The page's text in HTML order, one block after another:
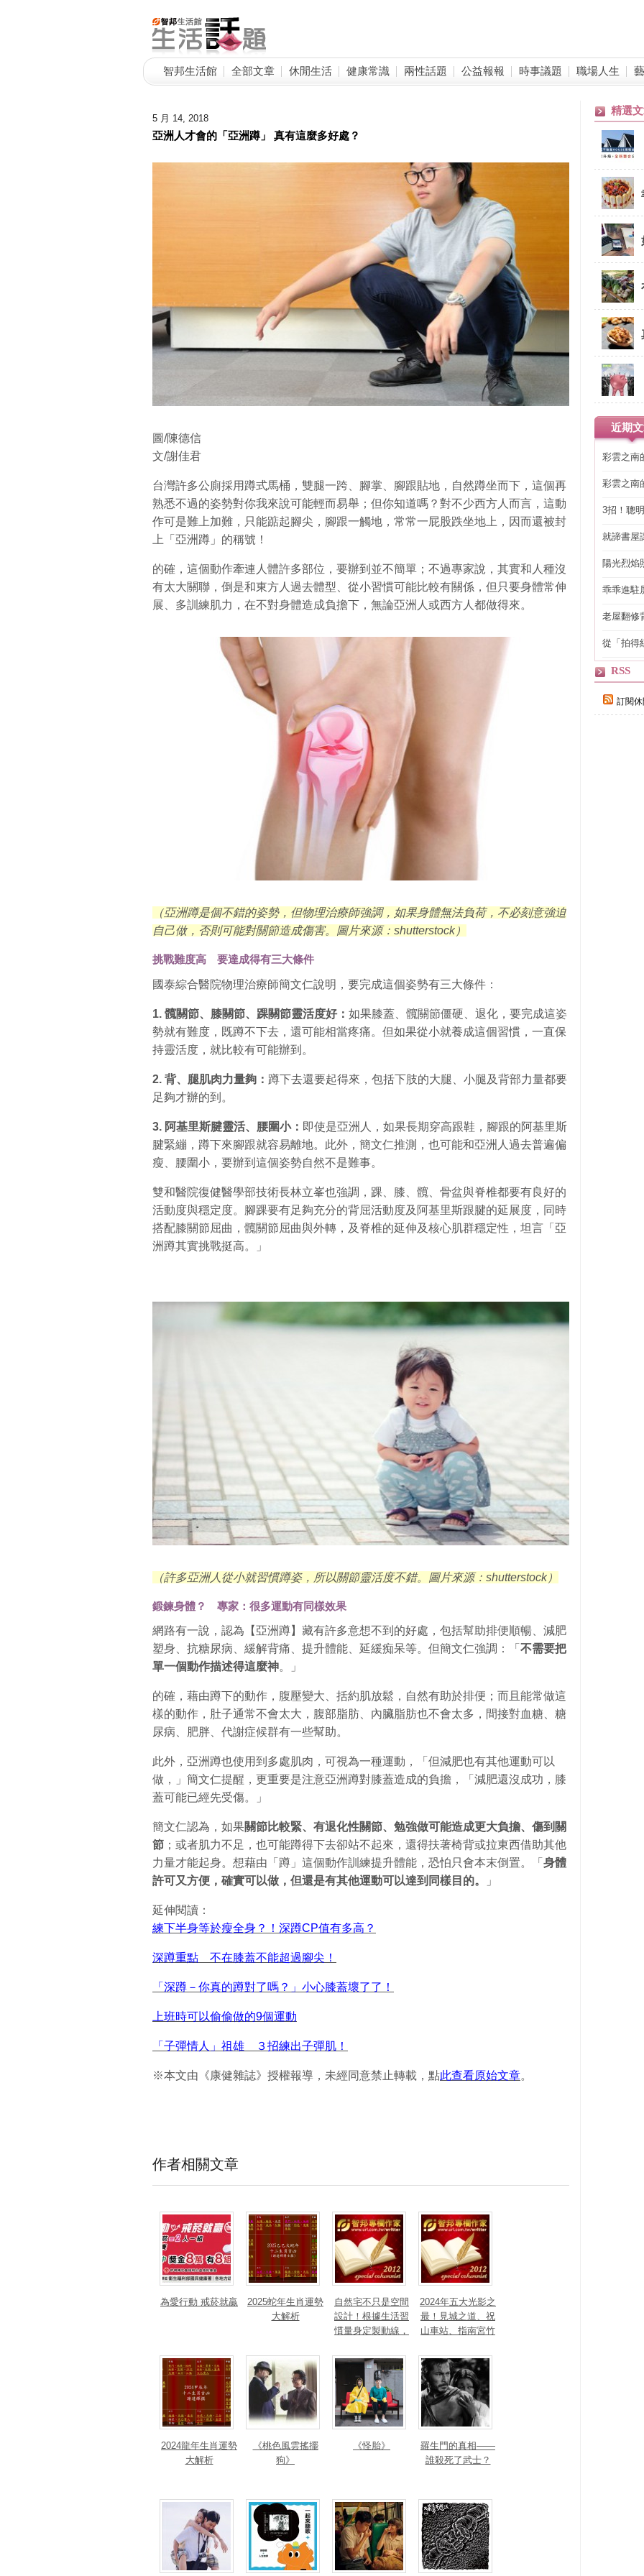
智邦生活館 全部文章 休閒生活 健康常識 兩性話題 公益報報 時事議題 職場人生
5 月 14, 2018
亞洲人才會的「亞洲蹲」 真有這麼多好處？
圖/陳德信
文/謝佳君
台灣許多公廁採用蹲式馬桶，雙腿一跨、腳掌、腳跟貼地，自然蹲坐而下，這個再
熟悉不過的姿勢對你我來說可能輕而易舉；但你知道嗎？對不少西方人而言，這動
作可是難上加難，只能踮起腳尖，腳跟一觸地，常常一屁股跌坐地上，因而還被封
上「亞洲蹲」的稱號！
的確，這個動作牽連人體許多部位，要辦到並不簡單；不過專家說，其實和人種沒
有太大關聯，倒是和東方人過去體型、從小習慣可能比較有關係，但只要身體常伸
展、多訓練肌力，在不對身體造成負擔下，無論亞洲人或西方人都做得來。
（亞洲蹲是個不錯的姿勢，但物理治療師強調，如果身體無法負荷，不必刻意強迫
自己做，否則可能對關節造成傷害。圖片來源： shutterstock ）
挑戰難度高 要達成得有三大條件
國泰綜合醫院物理治療師簡文仁說明，要完成這個姿勢有三大條件：
1. 髖關節、膝關節、踝關節靈活度好： 如果膝蓋、髖關節僵硬、退化，要完成這姿
勢就有難度，既蹲不下去，還可能相當疼痛。但如果從小就養成這個習慣，一直保
持靈活度，就比較有可能辦到。
2. 背、腿肌肉力量夠： 蹲下去還要起得來，包括下肢的大腿、小腿及背部力量都要
足夠才辦的到。
3. 阿基里斯腱靈活、腰圍小： 即使是亞洲人，如果長期穿高跟鞋，腳跟的阿基里斯
腱緊繃，蹲下來腳跟就容易離地。此外，簡文仁推測，也可能和亞洲人過去普遍偏
瘦、腰圍小，要辦到這個姿勢自然不是難事。
雙和醫院復健醫學部技術長林立峯也強調，踝、膝、髖、骨盆與脊椎都要有良好的
活動度與穩定度。腳踝要有足夠充分的背屈活動度及阿基里斯跟腱的延展度，同時
搭配膝關節屈曲，髖關節屈曲與外轉，及脊椎的延伸及核心肌群穩定性，坦言「亞
洲蹲其實挑戰挺高。」
（許多亞洲人從小就習慣蹲姿，所以關節靈活度不錯。圖片來源： shutterstock ）
鍛鍊身體？ 專家：很多運動有同樣效果
網路有一說，認為【亞洲蹲】藏有許多意想不到的好處，包括幫助排便順暢、減肥
塑身、抗糖尿病、緩解背痛、提升體能、延緩痴呆等。但簡文仁強調：「 不需要把
單一個動作描述得這麼神。」
的確，藉由蹲下的動作，腹壓變大、括約肌放鬆，自然有助於排便；而且能常做這
樣的動作，肚子通常不會太大，腹部脂肪、內臟脂肪也不會太多，間接對血糖、糖
尿病、肥胖、代謝症候群有一些幫助。
此外，亞洲蹲也使用到多處肌肉，可視為一種運動，「但減肥也有其他運動可以
做，」簡文仁提醒，更重要是注意亞洲蹲對膝蓋造成的負擔，「減肥還沒成功，膝
蓋可能已經先受傷。」
簡文仁認為，如果關節比較緊、有退化性關節、勉強做可能造成更大負擔、傷到關
節 ；或者肌力不足，也可能蹲得下去卻站不起來，還得扶著椅背或拉東西借助其他
力量才能起身。想藉由「蹲」這個動作訓練提升體能，恐怕只會本末倒置。「 身體
許可又方便，確實可以做，但還是有其他運動可以達到同樣目的。
」
延伸閱讀：
練下半身等於瘦全身？！深蹲CP值有多高？
深蹲重點 不在膝蓋不能超過腳尖！
「深蹲－你真的蹲對了嗎？」小心膝蓋壞了了！
上班時可以偷偷做的9個運動
「子彈情人」祖雄 ３招練出子彈肌！
※本文由《康健雜誌》授權報導，未經同意禁止轉載，點此查看原始文章。
作者相關文章
為愛行動 戒菸就贏
2025蛇年生肖運勢
大解析
自然宅不只是空間
設計！根據生活習
慣量身定製動線，
生活步調
2024年五大光影之
最！見城之道、祝
山車站、指南宮竹
城奪台灣光環境獎
2024龍年生肖運勢
大解析
《桃色風雲搖擺
狗》
《怪胎》
羅生門的真相——
誰殺死了武士？
精選
近期
彩雲之南
彩雲之南
3招！聰
就諦書屋
陽光烈焰
乖乖進駐
老屋翻修
從「拍得
RSS
訂閱